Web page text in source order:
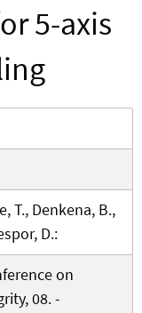
5-axis
T., Denkena, B.,
D.:
on
08. -